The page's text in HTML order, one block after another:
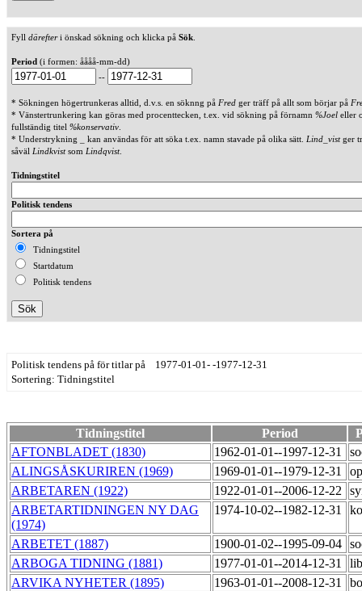
Fyll därefteri önskad sökning och klicka på Sök
Period (i formen: åååå-mm-dd)
--
* Sökningen högertrunkeras alltid, d.v.s. en söknng på Fred ger träff på allt som börjar på
* Vänstertrunkering kan göras med procenttecken, t.ex. vid sökning på förnamn %Joel eller
fullständig titel %konservativ
* Understrykning _ kan användas för att söka t.ex. namn stavade på olika sätt. Lind_vistger
såväl Lindkvistsom Lindqvist.
Tidningstitel
Politisk tendens
Sortera på
Tidningstitel
Startdatum
Politisk tendens
Politisk tendens på för titlar på 1977-01-01- -1977-12-31
Sortering: Tidningstitel
Tidningstitel Period
AFTONBLADET (1830)
1962-01-01--1997-12-31
ALINGSÅSKURIREN (1969)
1969-01-01--1979-12-31
ARBETAREN (1922)
1922-01-01--2006-12-22
ARBETARTIDNINGEN NY DAG
(1974)
1974-10-02--1982-12-31
ARBETET (1887) 1900-01-02--1995-09-04
ARBOGA TIDNING (1881)
1977-01-01--2014-12-31
ARVIKA NYHETER (1895)
1963-01-01--2008-12-31